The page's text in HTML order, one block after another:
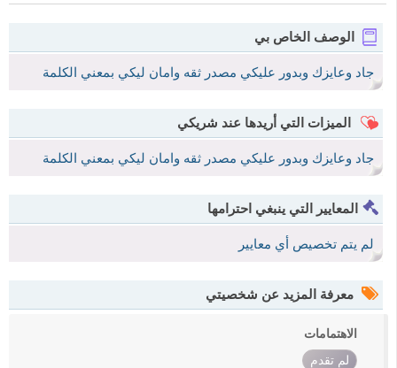
الوصف الخاص بي
جاد وعايزك وبدور عليكي مصدر ثقه وامان ليكي بمعني الكلمة
الميزات التي أريدها عند شريكي
جاد وعايزك وبدور عليكي مصدر ثقه وامان ليكي بمعني الكلمة
المعايير التي ينبغي احترامها
لم يتم تخصيص أي معايير
معرفة المزيد عن شخصيتي
الاهتمامات
لم تقدم